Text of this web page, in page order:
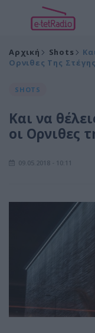
Αρχική Shots
Ορνιθες Της
SHOTS
Και να
οι Ορνιθες
09.05.2018 - 10:11